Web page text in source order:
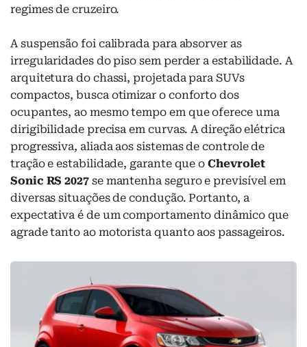
regimes de cruzeiro.
A suspensão foi calibrada para absorver as
irregularidades do piso sem perder a estabilidade. A
arquitetura do chassi, projetada para SUVs
compactos, busca otimizar o conforto dos
ocupantes, ao mesmo tempo em que oferece uma
dirigibilidade precisa em curvas. A direção elétrica
progressiva, aliada aos sistemas de controle de
tração e estabilidade, garante que oChevrolet
Sonic RS 2027se mantenha seguro e previsível em
diversas situações de condução. Portanto, a
expectativa é de um comportamento dinâmico que
agrade tanto ao motorista quanto aos passageiros.